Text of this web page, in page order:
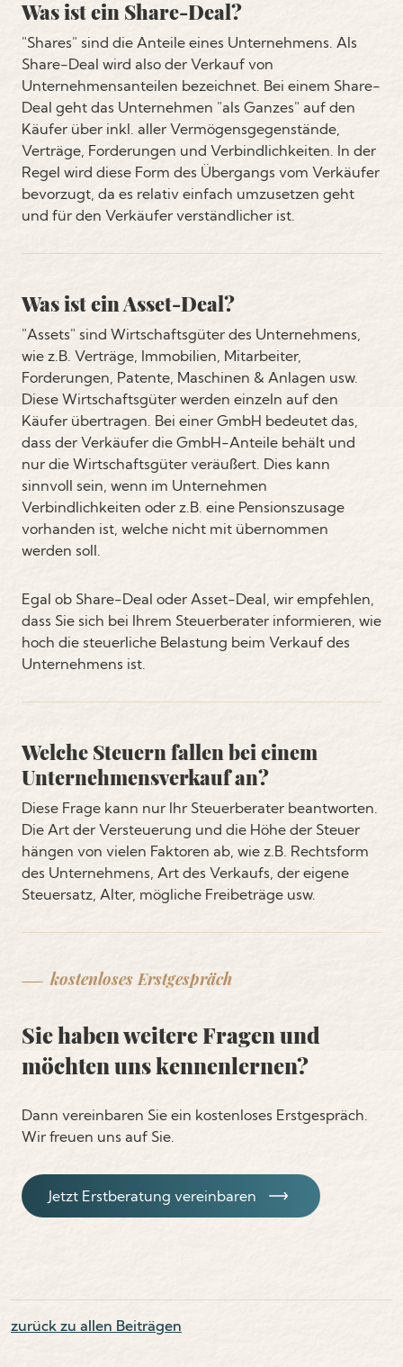
Was ist ein Share-Deal?
"Shares" sind die Anteile eines Unternehmens. Als
Share-Deal wird also der Verkauf von
Unternehmensanteilen bezeichnet. Bei einem Share-
Deal geht das Unternehmen "als Ganzes" auf den
Käufer über inkl. aller Vermögensgegenstände,
Verträge, Forderungen und Verbindlichkeiten. In der
Regel wird diese Form des Übergangs vom Verkäufer
bevorzugt, da es relativ einfach umzusetzen geht
und für den Verkäufer verständlicher ist.
Was ist ein Asset-Deal?
"Assets" sind Wirtschaftsgüter des Unternehmens,
wie z.B. Verträge, Immobilien, Mitarbeiter,
Forderungen, Patente, Maschinen & Anlagen usw.
Diese Wirtschaftsgüter werden einzeln auf den
Käufer übertragen. Bei einer GmbH bedeutet das,
dass der Verkäufer die GmbH-Anteile behält und
nur die Wirtschaftsgüter veräußert. Dies kann
sinnvoll sein, wenn im Unternehmen
Verbindlichkeiten oder z.B. eine Pensionszusage
vorhanden ist, welche nicht mit übernommen
werden soll.
Egal ob Share-Deal oder Asset-Deal, wir empfehlen,
dass Sie sich bei Ihrem Steuerberater informieren, wie
hoch die steuerliche Belastung beim Verkauf des
Unternehmens ist.
Welche Steuern fallen bei einem
Unternehmensverkauf an?
Diese Frage kann nur Ihr Steuerberater beantworten.
Die Art der Versteuerung und die Höhe der Steuer
hängen von vielen Faktoren ab, wie z.B. Rechtsform
des Unternehmens, Art des Verkaufs, der eigene
Steuersatz, Alter, mögliche Freibeträge usw.
kostenloses Erstgespräch
Sie haben weitere Fragen und
möchten uns kennenlernen?
Dann vereinbaren Sie ein kostenloses Erstgespräch.
Wir freuen uns auf Sie.
Jetzt Erstberatung vereinbaren
zurück zu allen Beiträgen